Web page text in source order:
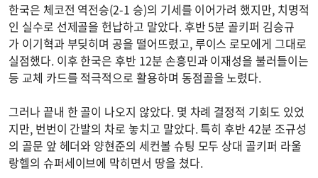
한국은 체코전 역전승(2-1 승)의 기세를 이어가려 했지만, 치명적
인 실수로 선제골을 헌납하고 말았다. 후반 5분 골키퍼 김승규
가 이기혁과 부딪히며 공을 떨어뜨렸고, 루이스 로모에게 그대로
실점했다. 이후 한국은 후반 12분 손흥민과 이재성을 불러들이는
등 교체 카드를 적극적으로 활용하며 동점골을 노렸다.
그러나 끝내 한 골이 나오지 않았다. 몇 차례 결정적 기회도 있었
지만, 번번이 간발의 차로 놓치고 말았다. 특히 후반 42분 조규성
의 골문 앞 헤더와 양현준의 세컨볼 슈팅 모두 상대 골키퍼 라울
랑헬의 슈퍼세이브에 막히면서 땅을 쳤다.